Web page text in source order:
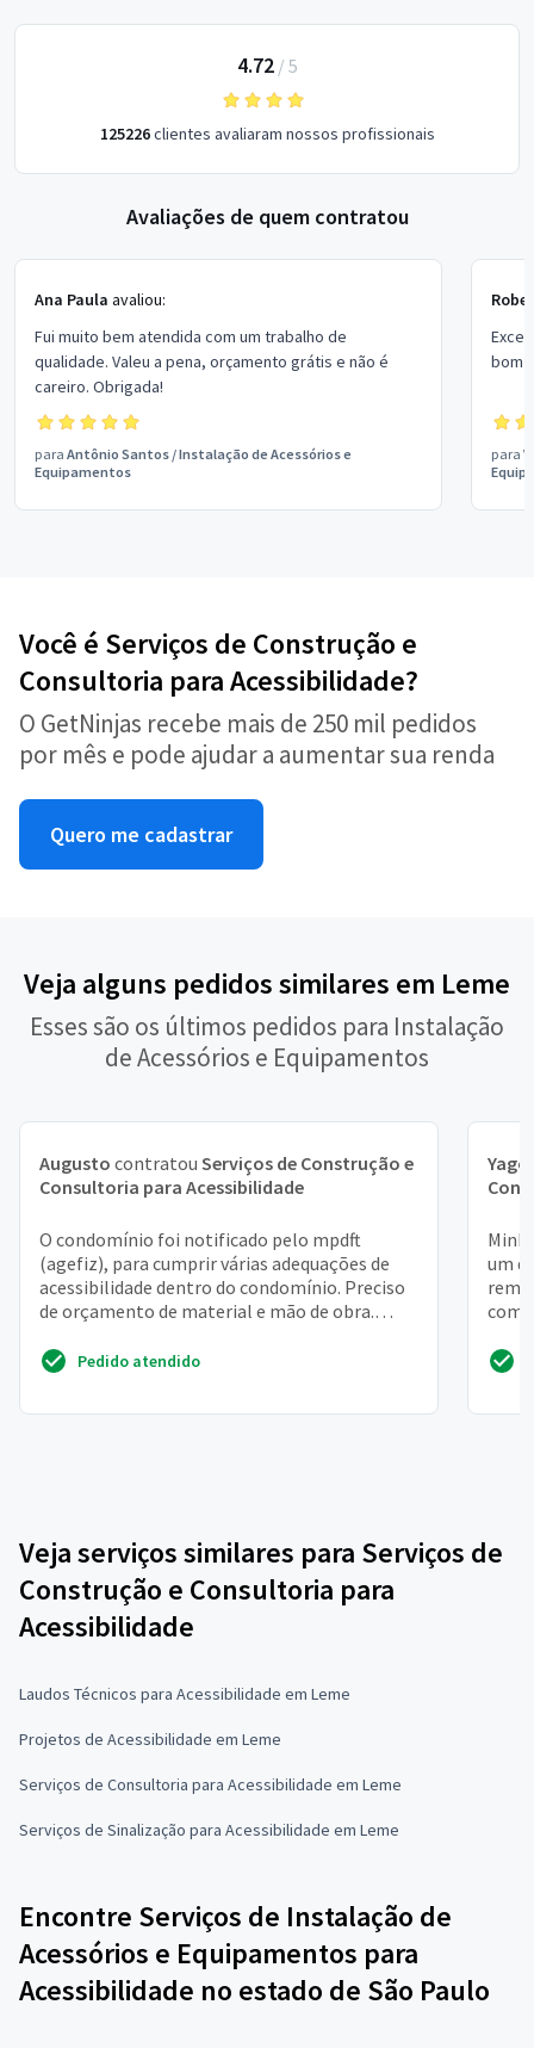
4.72/ 5
125226clientes avaliaram nossos profissionais
Avaliações de quem contratou
Ana Paula avaliou:
Fui muito bem atendida com um trabalho de
qualidade. Valeu a pena, orçamento grátis e não é
careiro. Obrigada!
para Antônio Santos /Instalação de Acessórios e
Equipamentos
bom
para
Você é Serviços de Construção e
Consultoria para Acessibilidade?
O GetNinjas recebe mais de 250 mil pedidos
por mês e pode ajudar a aumentar sua renda
Quero me cadastrar
Veja alguns pedidos similares em Leme
Esses são os últimos pedidos para Instalação
de Acessórios e Equipamentos
Augusto contratou Serviços de Construção e
Consultoria para Acessibilidade
O condomínio foi notificado pelo mpdft
(agefiz), para cumprir várias adequações de
acessibilidade dentro do condomínio. Preciso
de orçamento de material e mão de obra.
Pedido atendido
Yago
um
Veja serviços similares para Serviços de
Construção e Consultoria para
Acessibilidade
Laudos Técnicos para Acessibilidade em Leme
Projetos de Acessibilidade em Leme
Serviços de Consultoria para Acessibilidade em Leme
Serviços de Sinalização para Acessibilidade em Leme
Encontre Serviços de Instalação de
Acessórios e Equipamentos para
Acessibilidade no estado de São Paulo